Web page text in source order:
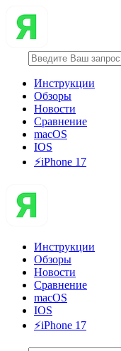
Инструкции
Обзоры
Новости
Сравнение
macOS
IOS
⚡️iPhone 17
Инструкции
Обзоры
Новости
Сравнение
macOS
IOS
⚡️iPhone 17